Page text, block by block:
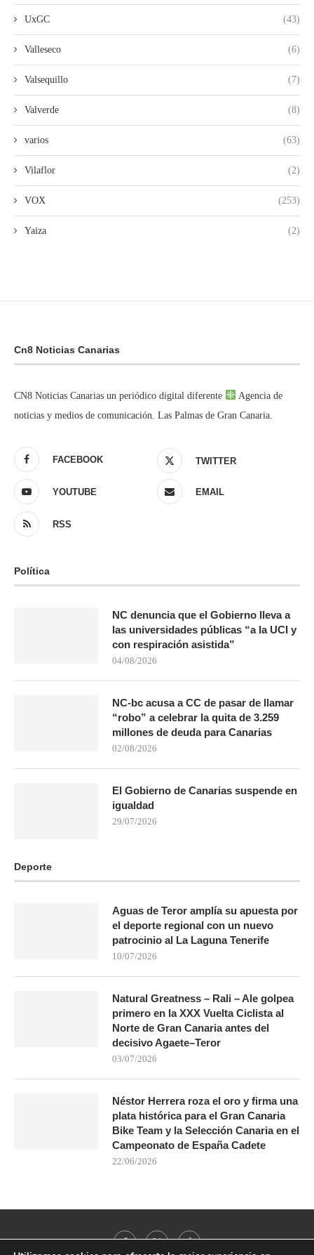
UxGC (43)
Valleseco (6)
Valsequillo (7)
Valverde (8)
varios (63)
Vilaflor (2)
VOX (253)
Yaiza (2)
Cn8 Noticias Canarias
CN8 Noticias Canarias un periódico digital diferente
Agencia de
noticias y medios de comunicación. Las Palmas de Gran Canaria.
FACEBOOK TWITTER
YOUTUBE EMAIL
RSS
Política
NC denuncia que el Gobierno lleva a
las universidades públicas “a la UCI y
con respiración asistida”
04/08/2026
NC-bc acusa a CC de pasar de llamar
“robo” a celebrar la quita de 3.259
millones de deuda para Canarias
02/08/2026
El Gobierno de Canarias suspende en
igualdad
29/07/2026
Deporte
Aguas de Teror amplía su apuesta por
el deporte regional con un nuevo
patrocinio al La Laguna Tenerife
10/07/2026
Natural Greatness – Rali – Ale golpea
primero en la XXX Vuelta Ciclista al
Norte de Gran Canaria antes del
decisivo Agaete–Teror
03/07/2026
Néstor Herrera roza el oro y firma una
plata histórica para el Gran Canaria
Bike Team y la Selección Canaria en el
Campeonato de España Cadete
22/06/2026